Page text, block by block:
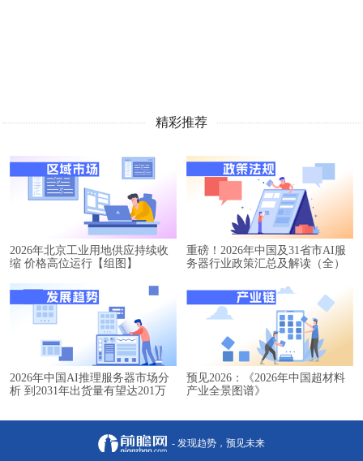
精彩推荐
2026年北京工业用地供应持续收
缩 价格高位运行【组图】
重磅！2026年中国及31省市AI服
务器行业政策汇总及解读（全）
2026年中国AI推理服务器市场分
析 到2031年出货量有望达201万
预见2026：《2026年中国超材料
产业全景图谱》
- 发现趋势，预见未来